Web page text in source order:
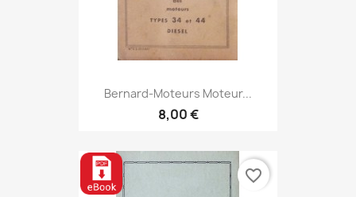
Bernard-Moteurs Moteur...
8,00 €
favorite_border